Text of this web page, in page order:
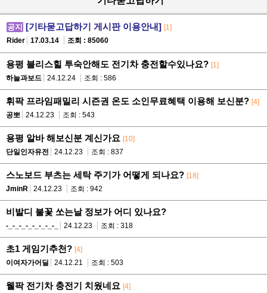
공지 [기타묻고답하기 게시판 이용안내] [1]
Rider
17.03.14 조회 : 85060
용평 블리스힐 투숙안해도 전기차 충전할수있나요? [1]
하늘과보드
24.12.24 조회 : 586
휘팍 프라임패밀리 시즌권 온도 소인무료혜택 이용해 보신분? [4]
공뽀
24.12.23 조회 : 543
용평 알바 해보신분 계신가요 [10]
단일인자유전
24.12.23 조회 : 837
스노보드 부츠는 세탁 주기가 어떻게 되나요? [18]
JminR
24.12.23 조회 : 942
비발디 불꽃 쏘는날 정보가 어디 있나요?
-_-_-_-_-_-_-_-_ 24.12.23 조회 : 318
초1 게임기추천? [4]
이여자가어딜
24.12.21 조회 : 503
웰팍 전기차 충전기 치웠네요 [4]